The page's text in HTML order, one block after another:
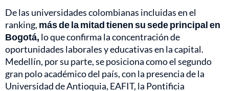
De las universidades colombianas incluidas en el
ranking, más de la mitad tienen su sede principal en
Bogotá, lo que confirma la concentración de
oportunidades laborales y educativas en la capital.
Medellín, por su parte, se posiciona como el segundo
gran polo académico del país, con la presencia de la
Universidad de Antioquia, EAFIT, la Pontificia